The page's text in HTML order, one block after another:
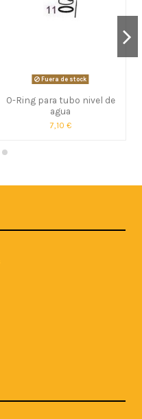
Fuera de stock
O-Ring para tubo nivel de
agua
7,10 €